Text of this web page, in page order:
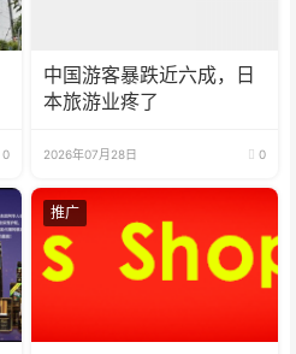
0
中国游客暴跌近六成，日
本旅游业疼了
2026年07月28日 0
推广